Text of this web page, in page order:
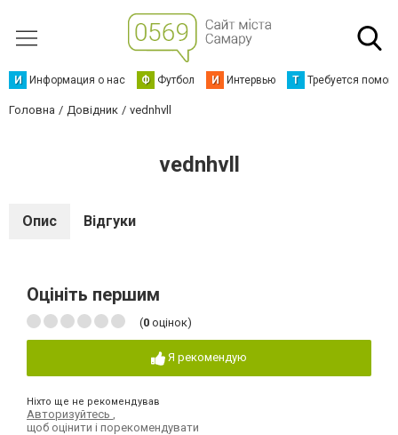
И Информация о нас Ф Футбол И Интервью Т Требуется
Головна Довідник vednhvll
vednhvll
Опис Відгуки
Оцініть першим
(0 оцінок)
Я рекомендую
Ніхто ще не рекомендував
Авторизуйтесь
щоб оцінити і порекомендувати